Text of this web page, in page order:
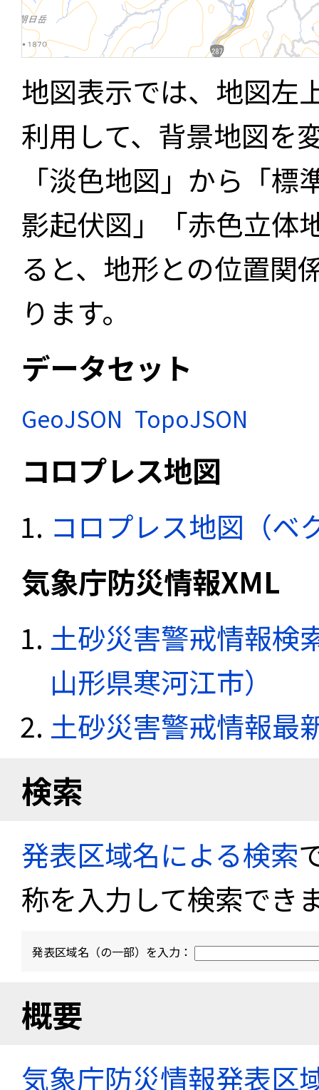
地図表示では、地図左
利用して、背景地図を
「淡色地図」から「
影起伏図」「赤色立体
ると、地形との位置関
ります。
データセット
GeoJSON TopoJSON
コロプレス地図
コロプレス地図（ベ
気象庁防災情報XML
土砂災害警戒情報検
山形県寒河江市）
土砂災害警戒情報最
検索
発表区域名による検索
称を入力して検索でき
発表区域名（の一部）を入力：
概要
気象庁防災情報発表区